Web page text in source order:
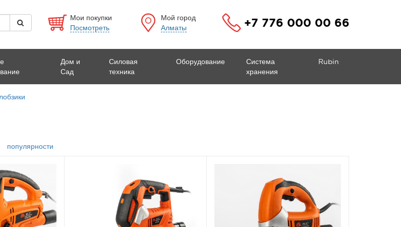
Мои покупки
Посмотреть
Мой город
Алматы
+7 776 000 00 66
Дом и
Сад
Силовая
техника
Оборудование
Система
хранения
Rubin
популярности